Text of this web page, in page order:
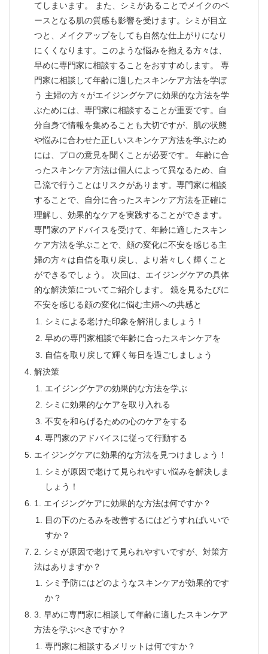
てしまいます。 また、シミがあることでメイクのベ
ースとなる肌の質感も影響を受けます。シミが目立
つと、メイクアップをしても自然な仕上がりになり
にくくなります。このような悩みを抱える方々は、
早めに専門家に相談することをおすすめします。 専
門家に相談して年齢に適したスキンケア方法を学ぼ
う 主婦の方々がエイジングケアに効果的な方法を学
ぶためには、専門家に相談することが重要です。自
分自身で情報を集めることも大切ですが、肌の状態
や悩みに合わせた正しいスキンケア方法を学ぶため
には、プロの意見を聞くことが必要です。 年齢に合
ったスキンケア方法は個人によって異なるため、自
己流で行うことはリスクがあります。専門家に相談
することで、自分に合ったスキンケア方法を正確に
理解し、効果的なケアを実践することができます。
専門家のアドバイスを受けて、年齢に適したスキン
ケア方法を学ぶことで、顔の変化に不安を感じる主
婦の方々は自信を取り戻し、より若々しく輝くこと
ができるでしょう。 次回は、エイジングケアの具体
的な解決策についてご紹介します。 鏡を見るたびに
不安を感じる顔の変化に悩む主婦への共感と
シミによる老けた印象を解消しましょう！
早めの専門家相談で年齢に合ったスキンケアを
自信を取り戻して輝く毎日を過ごしましょう
解決策
エイジングケアの効果的な方法を学ぶ
シミに効果的なケアを取り入れる
不安を和らげるための心のケアをする
専門家のアドバイスに従って行動する
エイジングケアに効果的な方法を見つけましょう！
シミが原因で老けて見られやすい悩みを解決しま
しょう！
1. エイジングケアに効果的な方法は何ですか？
目の下のたるみを改善するにはどうすればいいで
すか？
2. シミが原因で老けて見られやすいですが、対策方
法はありますか？
シミ予防にはどのようなスキンケアが効果的です
か？
3. 早めに専門家に相談して年齢に適したスキンケア
方法を学ぶべきですか？
専門家に相談するメリットは何ですか？